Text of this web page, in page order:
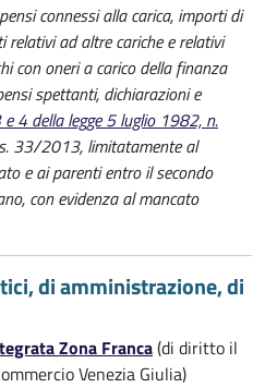
connessi alla carica, importi di
relativi ad altre cariche e relativi
con oneri a carico della finanza
spettanti, dichiarazioni e
4 della legge 5 luglio 1982, n.
33/2013, limitatamente al
e ai parenti entro il secondo
con evidenza al mancato
di amministrazione, di
Zona Franca(di diritto il
Venezia Giulia)